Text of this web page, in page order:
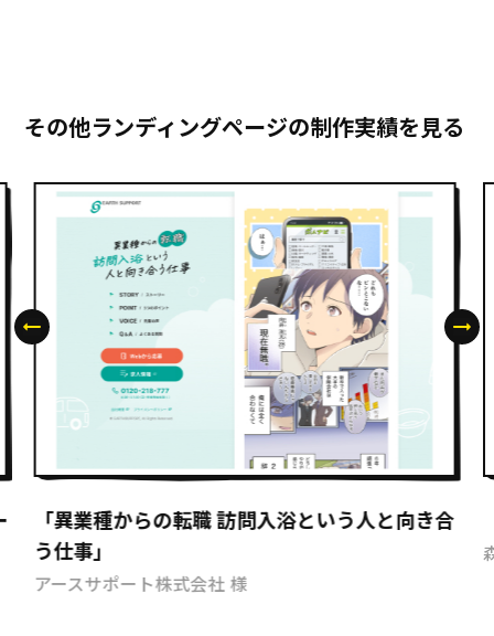
その他ランディングページの制作実績を見る
「異業種からの転職 訪問入浴という人と向き合
う仕事」
アースサポート株式会社 様